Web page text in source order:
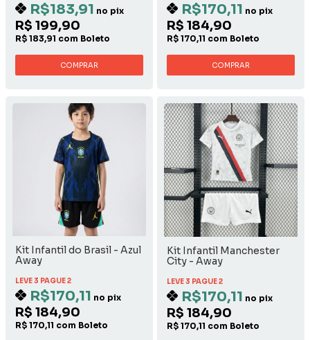
R$183,91 no pix
R$ 199,90
R$ 183,91 com Boleto
COMPRAR
R$170,11 no pix
R$ 184,90
R$ 170,11 com Boleto
COMPRAR
Kit Infantil do Brasil - Azul
Away
LEVE 3 PAGUE 2
R$170,11 no pix
R$ 184,90
R$ 170,11 com Boleto
Kit Infantil Manchester
City - Away
LEVE 3 PAGUE 2
R$170,11 no pix
R$ 184,90
R$ 170,11 com Boleto